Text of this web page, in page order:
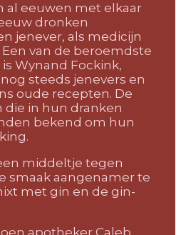
al eeuwen met elkaar
dronken
jenever, als medicijn
van de beroemdste
Wynand Fockink,
steeds jenevers en
oude recepten. De
die in hun dranken
bekend om hun
middeltje tegen
smaak aangenamer te
met gin en de gin-